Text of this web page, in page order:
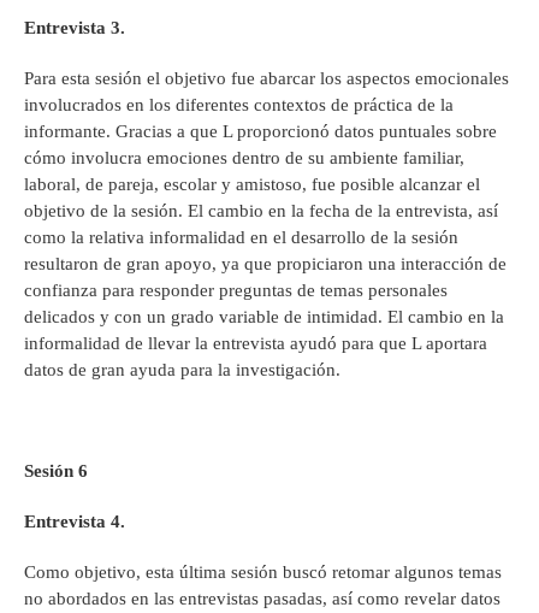
Entrevista 3.
Para esta sesión el objetivo fue abarcar los aspectos emocionales
involucrados en los diferentes contextos de práctica de la
informante. Gracias a que L proporcionó datos puntuales sobre
cómo involucra emociones dentro de su ambiente familiar,
laboral, de pareja, escolar y amistoso, fue posible alcanzar el
objetivo de la sesión. El cambio en la fecha de la entrevista, así
como la relativa informalidad en el desarrollo de la sesión
resultaron de gran apoyo, ya que propiciaron una interacción de
confianza para responder preguntas de temas personales
delicados y con un grado variable de intimidad. El cambio en la
informalidad de llevar la entrevista ayudó para que L aportara
datos de gran ayuda para la investigación.
Sesión 6
Entrevista 4.
Como objetivo, esta última sesión buscó retomar algunos temas
no abordados en las entrevistas pasadas, así como revelar datos